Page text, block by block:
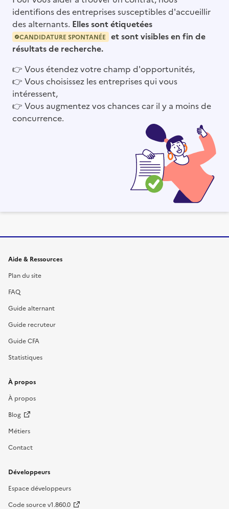
identifions des entreprises susceptibles d'accueillir
des alternants. Elles sont étiquetées
CANDIDATURE SPONTANÉE
et sont visibles en fin de
résultats de recherche.
👉 Vous étendez votre champ d'opportunités,
👉 Vous choisissez les entreprises qui vous
intéressent,
👉 Vous augmentez vos chances car il y a moins de
concurrence.
Informations et liens du site
Aide & Ressources
Plan du site
FAQ
Guide alternant
Guide recruteur
Guide CFA
Statistiques
À propos
À propos
Blog
Métiers
Contact
Développeurs
Espace développeurs
Code source v1.860.0